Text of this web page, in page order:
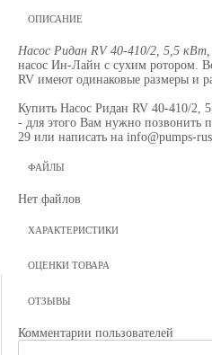
ОПИСАНИЕ
Насос Ридан RV 40-410/2, 5,5
насос Ин-Лайн с сухим ротором.
RV имеют одинаковые размеры и
Купить Насос Ридан RV 40-410/2,
- для этого Вам нужно позвонить
29 или написать на info@pumps-
ФАЙЛЫ
Нет файлов
ХАРАКТЕРИСТИКИ
ОЦЕНКИ ТОВАРА
ОТЗЫВЫ
Комментарии пользователей